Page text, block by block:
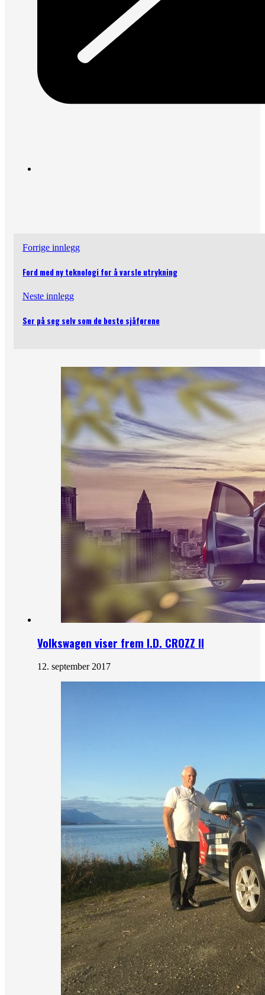
Forrige innlegg
Ford med ny teknologi for å varsle utrykning
Neste innlegg
Ser på seg selv som de beste sjåførene
Volkswagen viser frem I.D. CROZZ II
12. september 2017